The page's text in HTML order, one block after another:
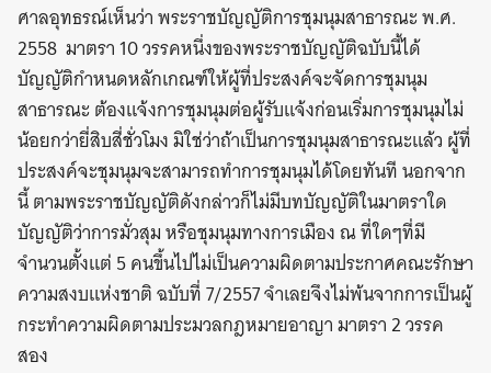
ศาลอุทธรณ์เห็นว่า พระราชบัญญัติการชุมนุมสาธารณะ พ.ศ.
2558 มาตรา 10 วรรคหนึ่งของพระราชบัญญัติฉบับนี้ได้
บัญญัติกำหนดหลักเกณฑ์ให้ผู้ที่ประสงค์จะจัดการชุมนุม
สาธารณะ ต้องแจ้งการชุมนุมต่อผู้รับแจ้งก่อนเริ่มการชุมนุมไม่
น้อยกว่ายี่สิบสี่ชั่วโมง มิใช่ว่าถ้าเป็นการชุมนุมสาธารณะแล้ว ผู้ที่
ประสงค์จะชุมนุมจะสามารถทำการชุมนุมได้โดยทันที นอกจาก
นี้ ตามพระราชบัญญัติดังกล่าวก็ไม่มีบทบัญญัติในมาตราใด
บัญญัติว่าการมั่วสุม หรือชุมนุมทางการเมือง ณ ที่ใดๆที่มี
จำนวนตั้งแต่ 5 คนขึ้นไปไม่เป็นความผิดตามประกาศคณะรักษา
ความสงบแห่งชาติ ฉบับที่ 7/2557 จำเลยจึงไม่พ้นจากการเป็นผู้
กระทำความผิดตามประมวลกฎหมายอาญา มาตรา 2 วรรค
สอง